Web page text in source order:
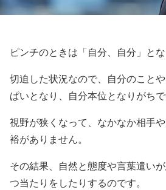
ピンチのときは「自分、自分」とな
切迫した状況なので、自分のこと
ぱいとなり、自分本位となりがちで
視野が狭くなって、なかなか相手
裕がありません。
その結果、自然と態度や言葉遣い
つ当たりをしたりするのです。